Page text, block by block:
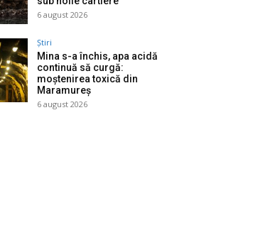
6 august 2026
Știri
Mina s-a închis, apa acidă
continuă să curgă:
moștenirea toxică din
Maramureș
6 august 2026